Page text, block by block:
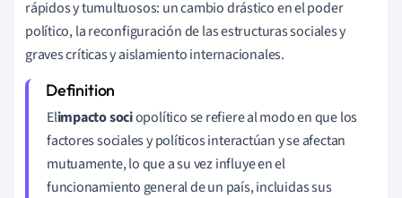
rápidos y tumultuosos: un cambio drástico en el poder
político, la reconfiguración de las estructuras sociales y
graves críticas y aislamiento internacionales.
Elimpacto sociopolítico se refiere al modo en que los
factores sociales y políticos interactúan y se afectan
mutuamente, lo que a su vez influye en el
funcionamiento general de un país, incluidas sus